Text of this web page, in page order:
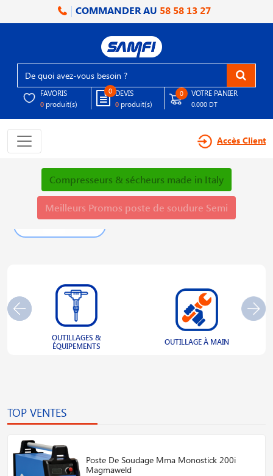
COMMANDER AU 58 58 13 27
FAVORIS
0 produit(s)
0 DEVIS
0 produit(s)
0 VOTRE PANIER
0.000 DT
Accès Client
Compresseurs & sécheurs made in Italy
Meilleurs Promos poste de soudure Semi
OUTILLAGES &
ÉQUIPEMENTS
OUTILLAGE À MAIN
TOP VENTES
Poste De Soudage Mma Monostick 200i
Magmaweld